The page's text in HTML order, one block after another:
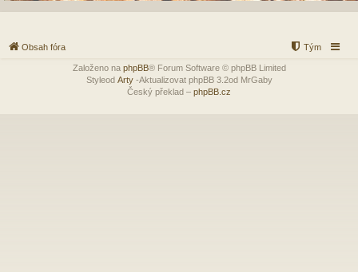
Obsah fóra Tým
Založeno na phpBB® Forum Software © phpBB Limited
Styleod Arty-Aktualizovat phpBB 3.2od MrGaby
Český překlad – phpBB.cz